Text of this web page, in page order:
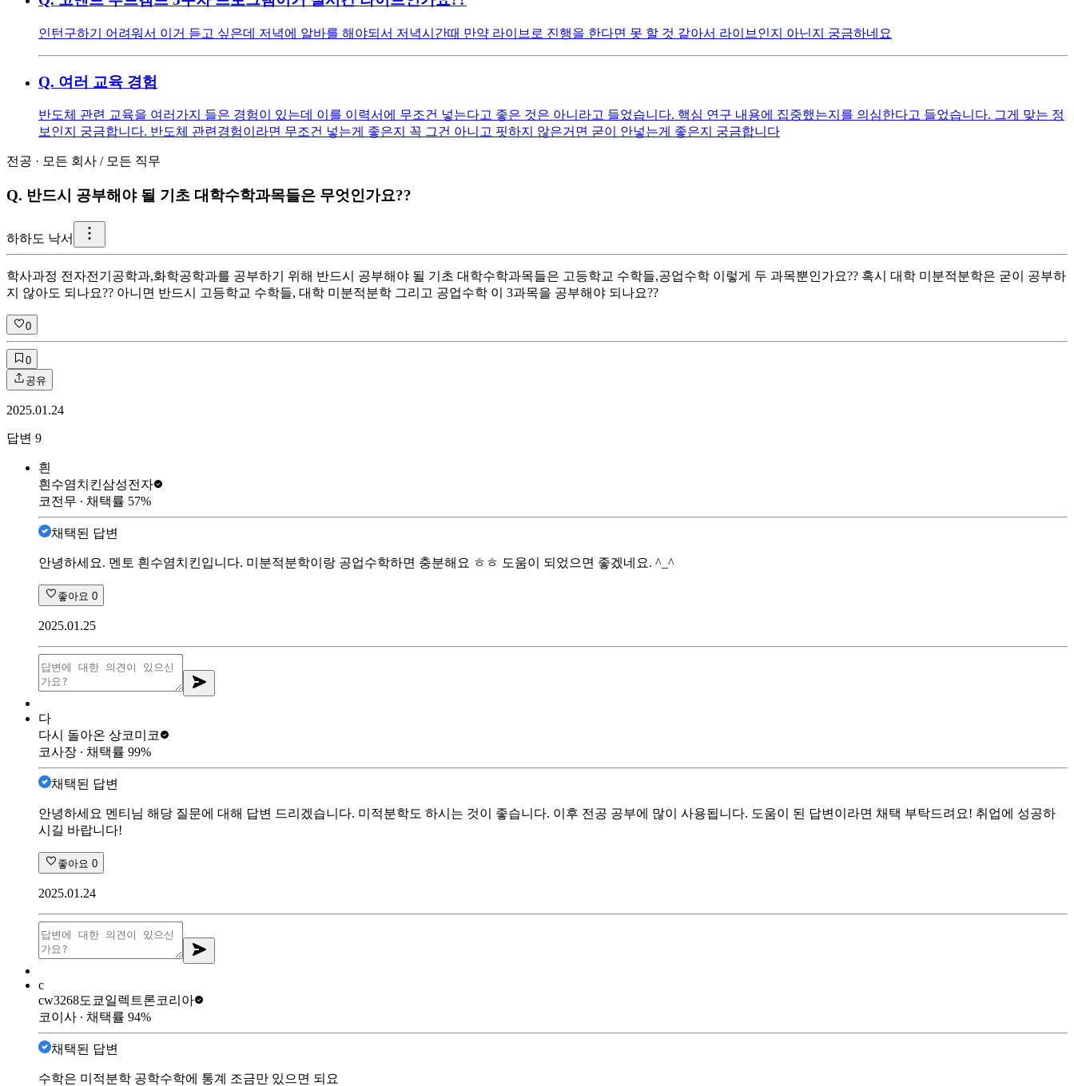
인턴구하기 어려워서 이거 듣고 싶은데 저녁에 알바를 해야되서 저녁시간때 만약 라이브로 진행을 한다면 못 할 것 같아서 라이브인지 아닌지 궁금하네요
Q. 여러 교육 경험
반도체 관련 교육을 여러가지 들은 경험이 있는데 이를 이력서에 무조건 넣는다고 좋은 것은 아니라고 들었습니다. 핵심 연구 내용에 집중했는지를 의심한다고 들었습니다. 그게 맞는 정
보인지 궁금합니다. 반도체 관련경험이라면 무조건 넣는게 좋은지 꼭 그건 아니고 핏하지 않은거면 굳이 안넣는게 좋은지 궁금합니다
전공 · 모든 회사 / 모든 직무
Q. 반드시 공부해야 될 기초 대학수학과목들은 무엇인가요??
하하도 낙서
학사과정 전자전기공학과,화학공학과를 공부하기 위해 반드시 공부해야 될 기초 대학수학과목들은 고등학교 수학들,공업수학 이렇게 두 과목뿐인가요?? 혹시 대학 미분적분학은 굳이 공부하
지 않아도 되나요?? 아니면 반드시 고등학교 수학들, 대학 미분적분학 그리고 공업수학 이 3과목을 공부해야 되나요??
0
0
공유
2025.01.24
답변 9
흰
흰수염치킨삼성전자
코전무 ∙ 채택률 57%
채택된 답변
안녕하세요. 멘토 흰수염치킨입니다. 미분적분학이랑 공업수학하면 충분해요 ㅎㅎ 도움이 되었으면 좋겠네요. ^_^
좋아요 0
2025.01.25
다
다시 돌아온 상코미코
코사장 ∙ 채택률 99%
채택된 답변
안녕하세요 멘티님 해당 질문에 대해 답변 드리겠습니다. 미적분학도 하시는 것이 좋습니다. 이후 전공 공부에 많이 사용됩니다. 도움이 된 답변이라면 채택 부탁드려요! 취업에 성공하
시길 바랍니다!
좋아요 0
2025.01.24
c
cw3268도쿄일렉트론코리아
코이사 ∙ 채택률 94%
채택된 답변
수학은 미적분학 공학수학에 통계 조금만 있으면 되요